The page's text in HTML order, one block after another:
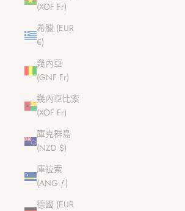
(XOF Fr)
希臘 (EUR
€)
幾內亞
(GNF Fr)
幾內亞比索
(XOF Fr)
庫克群島
(NZD $)
庫拉索
(ANG ƒ)
德國 (EUR